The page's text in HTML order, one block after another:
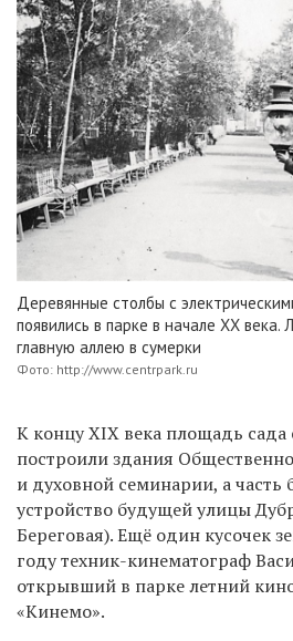
Деревянные столбы с
появились в парке в начале XX века.
главную аллею в сумерки
Фото: http://www.centrpark.ru
К концу XIX века площадь сада
построили здания
и духовной семинарии, а часть
устройство будущей улицы
Береговая). Ещё один кусочек
году техник-кинематограф
открывший в парке летний
«Кинемо».